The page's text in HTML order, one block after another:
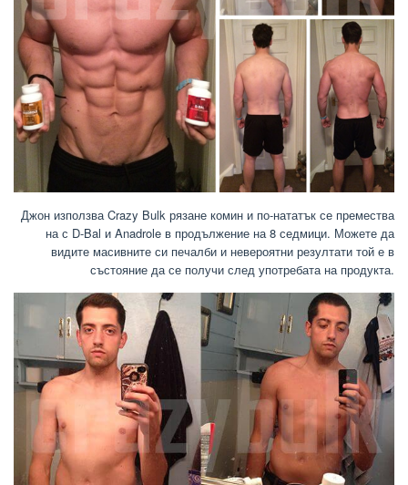
Джон използва Crazy Bulk рязане комин и по-нататък се премества
на с D-Bal и Anadrole в продължение на 8 седмици. Можете да
видите масивните си печалби и невероятни резултати той е в
състояние да се получи след употребата на продукта.